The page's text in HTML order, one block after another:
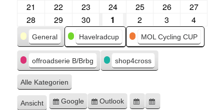
21
22 23 24 25 26
27
28
29 30 1 2 3 4
Kategorien
General Havelradcup MOL Cycling CUP
offroadserie B/Brbg shop4cross
Alle Kategorien
Ansicht ausdrucken
Eintragen
Google
Eintragen
Outlook
Google-